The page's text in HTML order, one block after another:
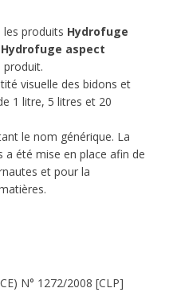
produits Hydrofuge
Hydrofuge aspect
produit.
visuelle des bidons et
1 litre, 5 litres et 20
le nom générique. La
a été mise en place afin de
et pour la
N° 1272/2008 [CLP]